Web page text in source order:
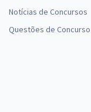
Notícias de Concursos
Questões de Concurso